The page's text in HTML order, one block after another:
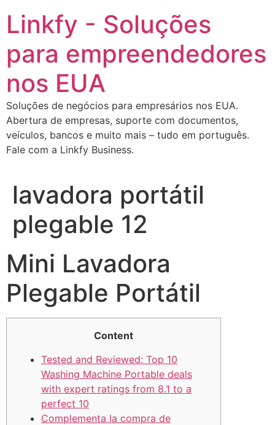
conteúdo
Linkfy - Soluções
para empreendedores
nos EUA
Soluções de negócios para empresários nos EUA.
Abertura de empresas, suporte com documentos,
veículos, bancos e muito mais – tudo em português.
Fale com a Linkfy Business.
lavadora portátil
plegable 12
Mini Lavadora
Plegable Portátil
Content
Tested and Reviewed: Top 10
Washing Machine Portable deals
with expert ratings from 8.1 to a
perfect 10
Complementa la compra de